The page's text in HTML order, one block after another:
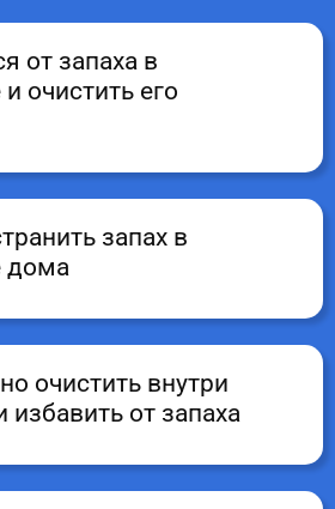
от запаха в
очистить его
запах в
дома
очистить внутри
избавить от запаха